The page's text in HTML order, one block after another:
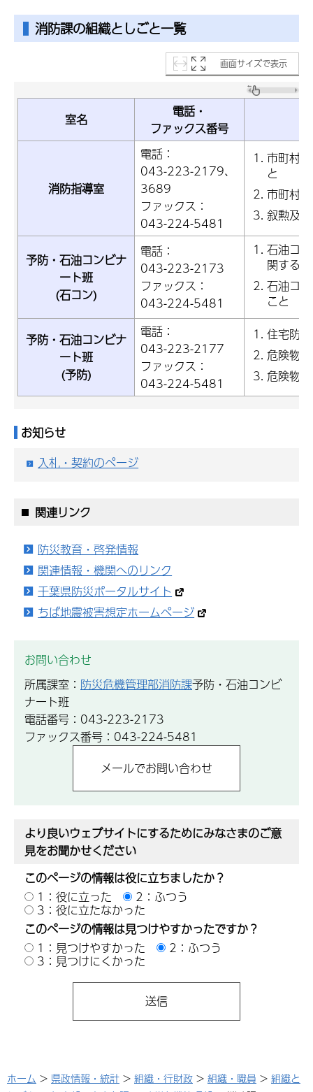
消防課の組織としごと一覧
画面サイズで表示
室名
電話・
ファックス番号
消防指導室
電話：
043-223-2179、
3689
ファックス：
043-224-5481
市町村
と
市町村
叙勲及
予防・石油コンビナ
ート班
(石コン)
電話：
043-223-2173
ファックス：
043-224-5481
石油コ
関する
石油コ
こと
予防・石油コンビナ
ート班
(予防)
電話：
043-223-2177
ファックス：
043-224-5481
住宅防
危険物
危険物
お知らせ
入札・契約のページ
関連リンク
防災教育・啓発情報
関連情報・機関へのリンク
千葉県防災ポータルサイト
ちば地震被害想定ホームページ
お問い合わせ
所属課室： 防災危機管理部消防課予防・石油コンビ
ナート班
電話番号：043-223-2173
ファックス番号：043-224-5481
より良いウェブサイトにするためにみなさまのご意
見をお聞かせください
このページの情報は役に立ちましたか？
1：役に立った
2：ふつう
3：役に立たなかった
このページの情報は見つけやすかったですか？
1：見つけやすかった
2：ふつう
3：見つけにくかった
ホーム > 県政情報・統計 > 組織・行財政 > 組織・職員 > 組織と